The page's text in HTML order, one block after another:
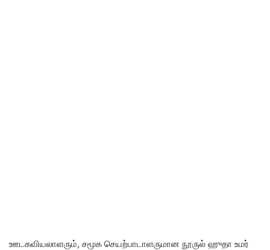
ஊடகவியலாளரும், சமூக செயற்பாடாளருமான நூருல் ஹுதா உமர்